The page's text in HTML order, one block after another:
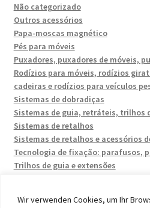
Wir verwenden Cookies, um Ihr
Não categorizado
Outros acessórios
Papa-moscas magnético
Pés para móveis
Puxadores, puxadores de móveis,
Rodízios para móveis, rodízios
cadeiras e rodízios para veículos
Sistemas de dobradiças
Sistemas de guia, retráteis, trilhos
Sistemas de retalhos
Sistemas de retalhos e acessórios
Tecnologia de fixação: parafusos,
Trilhos de guia e extensões